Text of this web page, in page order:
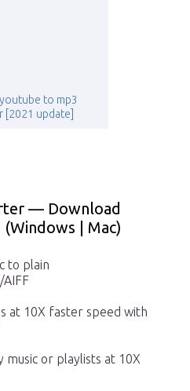
to mp3
[2021 update]
— Download
| Mac)
to plain
AIFF
at 10X faster speed with
or playlists at 10X